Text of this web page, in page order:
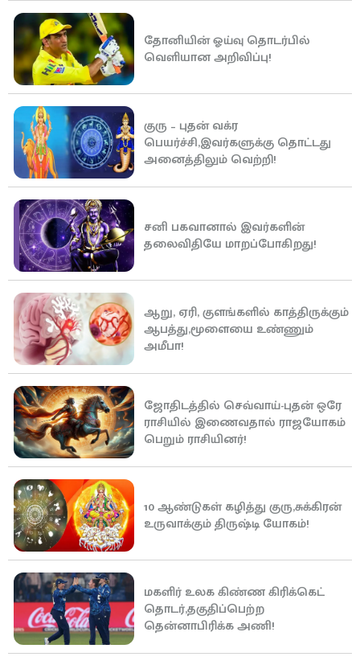
தோனியின் ஓய்வு தொடர்பில்
வெளியான அறிவிப்பு!
குரு – புதன் வக்ர
பெயர்ச்சி,இவர்களுக்கு தொட்டது
அனைத்திலும் வெற்றி!
சனி பகவானால் இவர்களின்
தலைவிதியே மாறப்போகிறது!
ஆறு, ஏரி, குளங்களில் காத்திருக்கும்
ஆபத்து,மூளையை உண்ணும்
அமீபா!
ஜோதிடத்தில் செவ்வாய்-புதன் ஒரே
ராசியில் இணைவதால் ராஜயோகம்
பெறும் ராசியினர்!
10 ஆண்டுகள் கழித்து குரு,சுக்கிரன்
உருவாக்கும் திருஷ்டி யோகம்!
மகளிர் உலக கிண்ண கிரிக்கெட்
தொடர்,தகுதிப்பெற்ற
தென்னாபிரிக்க அணி!